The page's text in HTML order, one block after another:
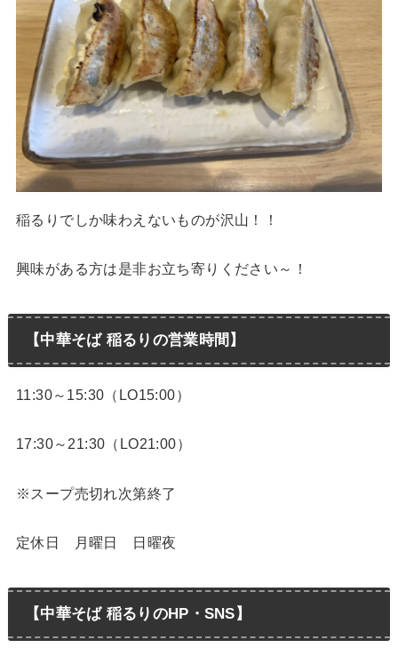
稲るりでしか味わえないものが沢山！！
興味がある方は是非お立ち寄りください～！
【中華そば 稲るりの営業時間】
11:30～15:30（LO15:00）
17:30～21:30（LO21:00）
※スープ売切れ次第終了
定休日 月曜日 日曜夜
【中華そば 稲るりのHP・SNS】